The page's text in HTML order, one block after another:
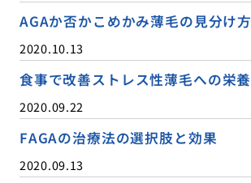
AGAか否かこめかみ薄毛の見分け方
2020.10.13
食事で改善ストレス性薄毛への栄養
2020.09.22
FAGAの治療法の選択肢と効果
2020.09.13